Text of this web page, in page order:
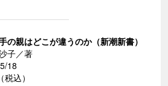
の親はどこが違うのか（新潮新書）
子／著
18
込）